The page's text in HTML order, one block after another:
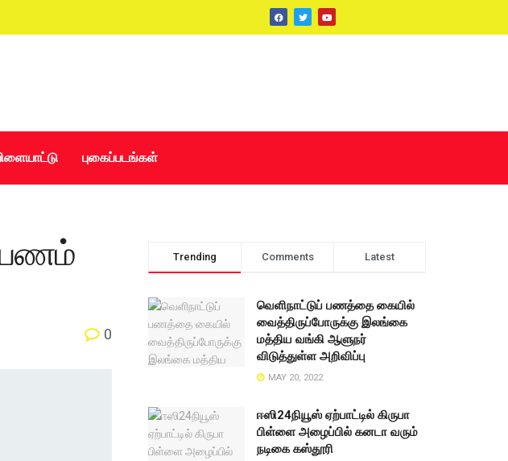
புகைப்படங்கள்
0
Trending Comments Latest
வெளிநாட்டுப் பணத்தை கையில்
வைத்திருப்போருக்கு இலங்கை
மத்திய வங்கி ஆளுநர்
விடுத்துள்ள அறிவிப்பு
MAY 20, 2022
ஈஸி24நியூஸ் ஏற்பாட்டில் கிருபா
பிள்ளை அழைப்பில் கனடா வரும்
நடிகை கஸ்தூரி